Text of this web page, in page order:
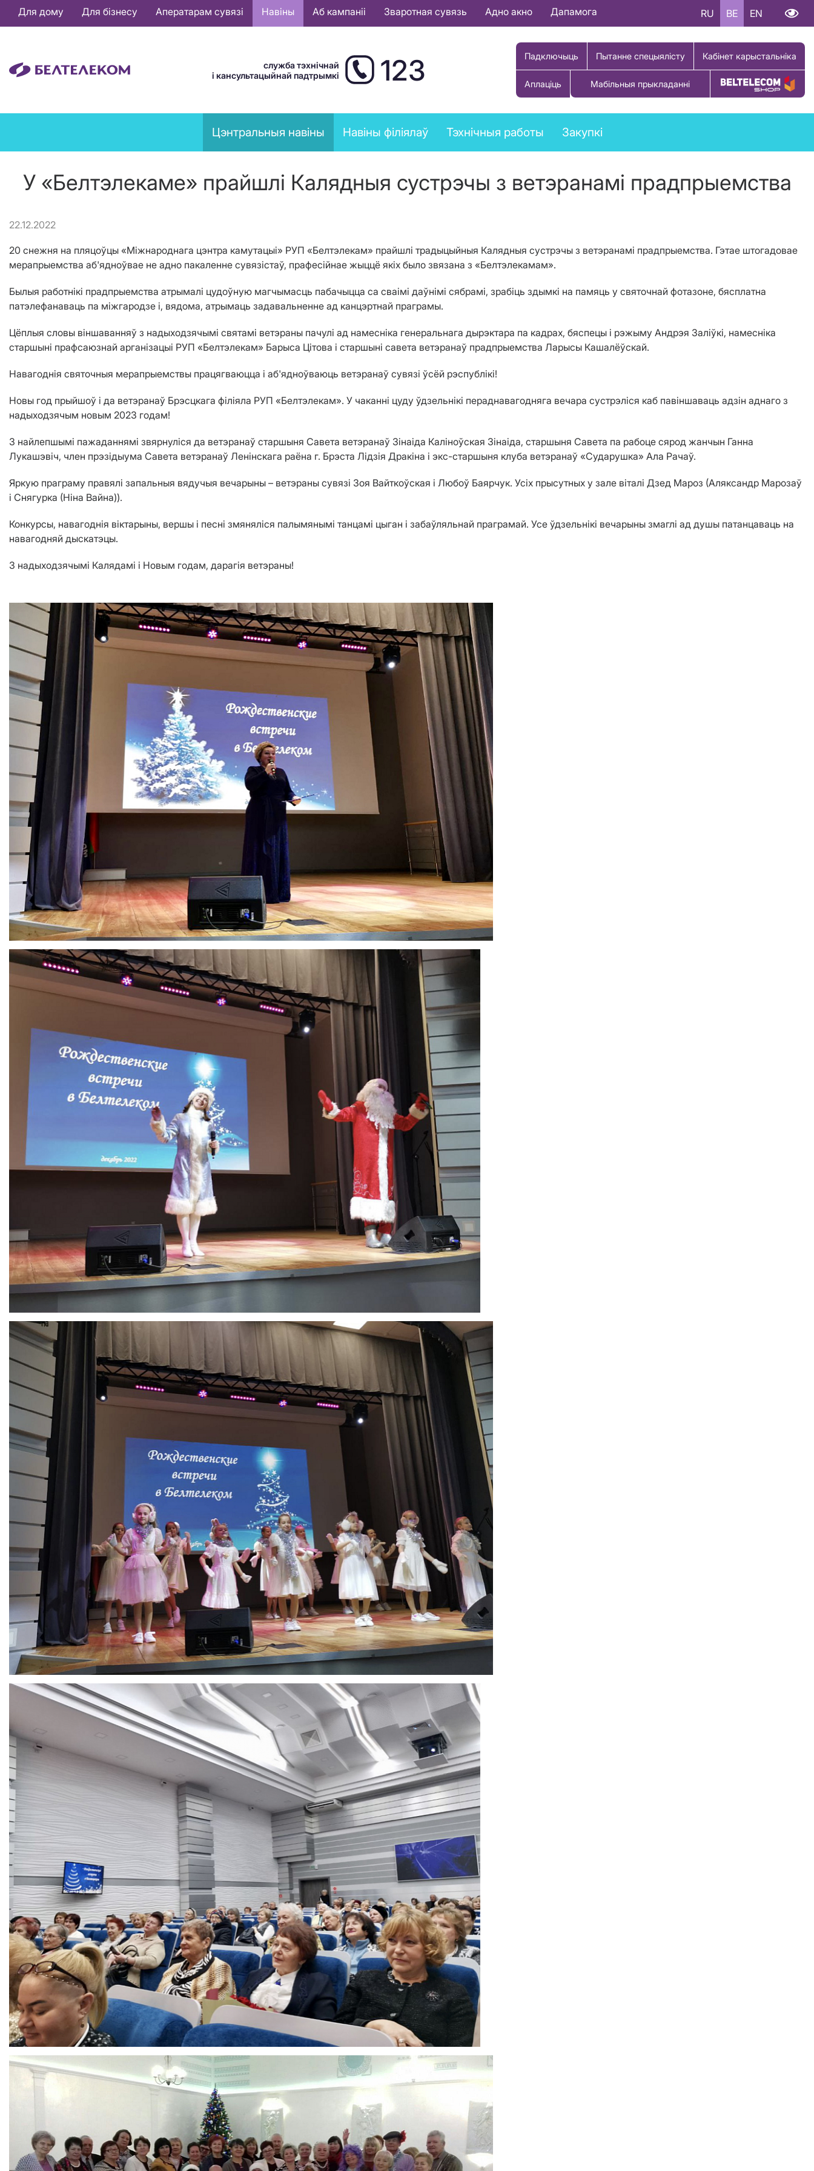
Основная
навигация
Для дому Для бізнесу Аператарам сувязі Навіны Аб кампаніі Зваротная сувязь Адно акно Дапамога RU BE EN
служба тэхнічнай
і кансультацыйнай падтрымкі
123 Падключыць Пытанне спецыялісту Кабінет карыстальніка
Аплаціць Мабільныя прыкладанні Купіць тавар
News
menu
Цэнтральныя навіны Навіны філіялаў Тэхнічныя работы Закупкі
У «Белтэлекаме» прайшлі Калядныя сустрэчы з ветэранамі прадпрыемства
22.12.2022
20 снежня на пляцоўцы «Міжнароднага цэнтра камутацыі» РУП «Белтэлекам» прайшлі традыцыйныя Калядныя сустрэчы з ветэранамі прадпрыемства. Гэтае штогадовае
мерапрыемства аб'ядноўвае не адно пакаленне сувязістаў, прафесійнае жыццё якіх было звязана з «Белтэлекамам».
Былыя работнікі прадпрыемства атрымалі цудоўную магчымасць пабачыцца са сваімі даўнімі сябрамі, зрабіць здымкі на памяць у святочнай фотазоне, бясплатна
патэлефанаваць па міжгародзе і, вядома, атрымаць задавальненне ад канцэртнай праграмы.
Цёплыя словы віншаванняў з надыходзячымі святамі ветэраны пачулі ад намесніка генеральнага дырэктара па кадрах, бяспецы і рэжыму Андрэя Заліўкі, намесніка
старшыні прафсаюзнай арганізацыі РУП «Белтэлекам» Барыса Цітова і старшыні савета ветэранаў прадпрыемства Ларысы Кашалёўскай.
Навагоднія святочныя мерапрыемствы працягваюцца і аб'ядноўваюць ветэранаў сувязі ўсёй рэспублікі!
Новы год прыйшоў і да ветэранаў Брэсцкага філіяла РУП «Белтэлекам». У чаканні цуду ўдзельнікі пераднавагодняга вечара сустрэліся каб павіншаваць адзін аднаго з
надыходзячым новым 2023 годам!
З найлепшымі пажаданнямі звярнуліся да ветэранаў старшыня Савета ветэранаў Зінаіда Каліноўская Зінаіда, старшыня Савета па рабоце сярод жанчын Ганна
Лукашэвіч, член прэзідыума Савета ветэранаў Ленінскага раёна г. Брэста Лідзія Дракіна і экс-старшыня клуба ветэранаў «Сударушка» Ала Рачаў.
Яркую праграму правялі запальныя вядучыя вечарыны – ветэраны сувязі Зоя Вайткоўская і Любоў Баярчук. Усіх прысутных у зале віталі Дзед Мароз (Аляксандр Марозаў
і Снягурка (Ніна Вайна)).
Конкурсы, навагоднія віктарыны, вершы і песні змяняліся палымянымі танцамі цыган і забаўляльнай праграмай. Усе ўдзельнікі вечарыны змаглі ад душы патанцаваць на
навагодняй дыскатэцы.
З надыходзячымі Калядамі і Новым годам, дарагія ветэраны!